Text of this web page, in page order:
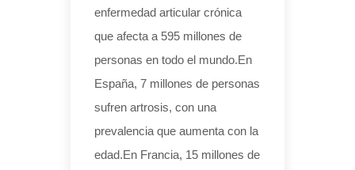
enfermedad articular crónica
que afecta a 595 millones de
personas en todo el mundo.En
España, 7 millones de personas
sufren artrosis, con una
prevalencia que aumenta con la
edad.En Francia, 15 millones de